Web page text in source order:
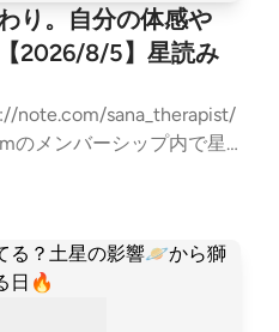
り。自分の体感や
2026/8/5】星読み
note.com/sana_therapist/
のメンバーシップ内で星
世界をシェアしてます htt